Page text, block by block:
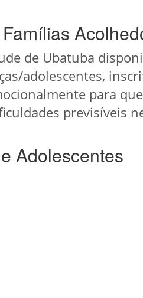
de Ubatuba
adolescentes,
para
previsíveis
Adolescentes